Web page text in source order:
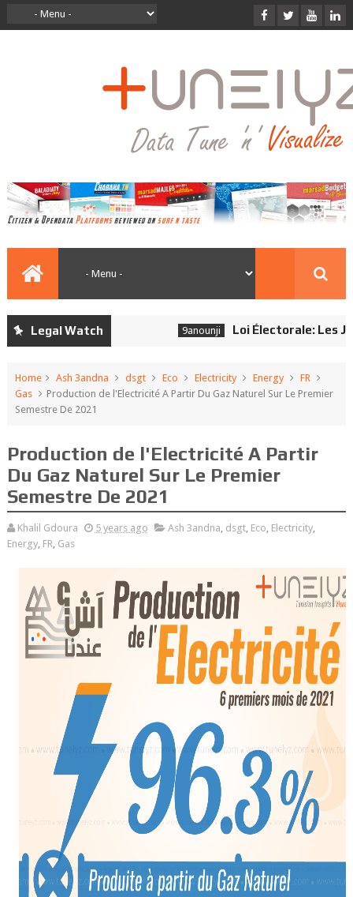
Legal Watch 9anounji Loi Électorale: Les
Home Ash 3andna dsgt Eco Electricity Energy
FR
Gas
Production de l'Electricité A Partir Du Gaz Naturel Sur Le Premier
Semestre De 2021
Production de l'Electricité A Partir
Du Gaz Naturel Sur Le Premier
Semestre De 2021
Khalil Gdoura 5 years ago Ash 3andna, dsgt, Eco, Electricity,
Energy, FR, Gas